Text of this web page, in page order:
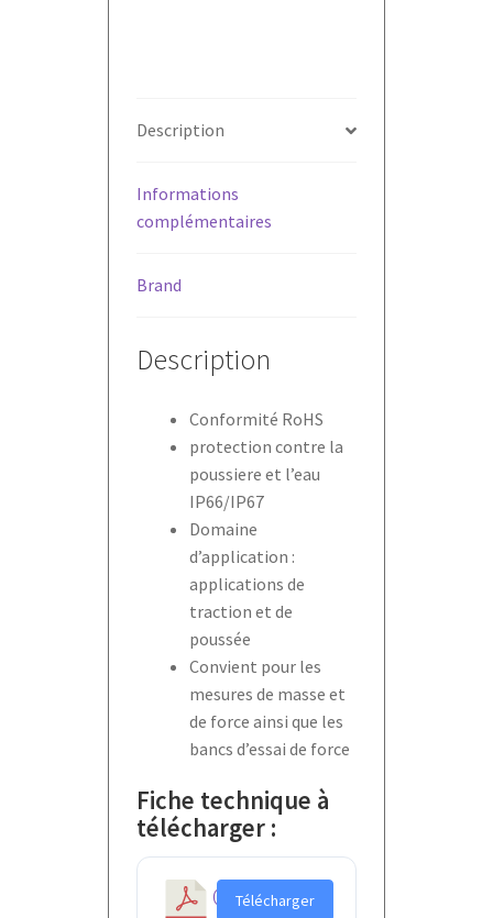
Description
Informations
complémentaires
Brand
Description
Conformité RoHS
protection contre la
poussiere et l’eau
IP66/IP67
Domaine
d’application :
applications de
traction et de
poussée
Convient pour les
mesures de masse et
de force ainsi que les
bancs d’essai de force
Fiche technique à
télécharger :
C
Télécharger